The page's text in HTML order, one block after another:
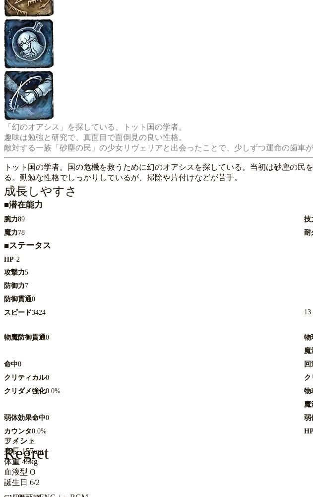
「幻のオアシス」を探している、トット国の学者。
趣味は勉強と研究で、真面目で面倒見の良い性格。
トット国の学者。国の危機を救うために幻のオアシスを探している。当初は砂塵の
る。勤勉な性格でしっかりしているが、掃除や片付けなどが苦手。
成長しやすさ
■潜在能力
腕力89 技
魔力78 耐
■ステータス
HP-2
攻撃力5
防御力7
防御貫通0
スピード3424 13
物魔防御貫通0 物
魔
命中0
回
クリティカル0 ク
クリダメ強化0.0% 物
魔
弱体効果命中0 弱
カウンタ0.0%
アイシェ
身長 157cm
体重 45kg
血液型 O
誕生日 6/2
ラメント
Regret